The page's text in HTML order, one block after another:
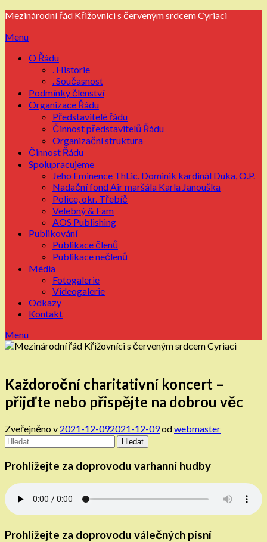
Přejdi
obsah
Mezinárodní řád Křižovníci s červeným srdcem Cyriaci
Menu
O Řádu
. Historie
. Současnost
Podmínky členství
Organizace Řádu
Představitelé řádu
Činnost představitelů Řádu
Organizační struktura
Činnost Řádu
Spolupracujeme
Jeho Eminence ThLic. Dominik kardinál Duka, O.P.
Nadační fond Air maršála Karla Janouška
Police, okr. Třebíč
Velebný & Fam
AOS Publishing
Publikování
Publikace členů
Publikace nečlenů
Média
Fotogalerie
Videogalerie
Odkazy
Kontakt
Menu
Každoroční charitativní koncert –
přijďte nebo přispějte na dobrou věc
Zveřejněno v 2021-12-092021-12-09odwebmaster
Vyhledávání
Prohlížejte za doprovodu varhanní hudby
Prohlížejte za doprovodu válečných písní